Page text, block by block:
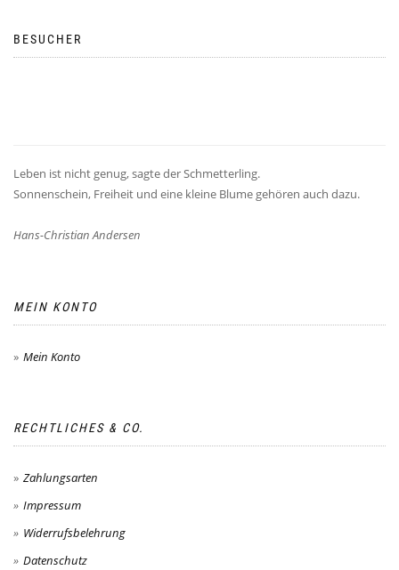
BESUCHER
Leben ist nicht genug, sagte der Schmetterling.
Sonnenschein, Freiheit und eine kleine Blume gehören auch dazu.
Hans-Christian Andersen
MEIN KONTO
Mein Konto
RECHTLICHES & CO.
Zahlungsarten
Impressum
Widerrufsbelehrung
Datenschutz